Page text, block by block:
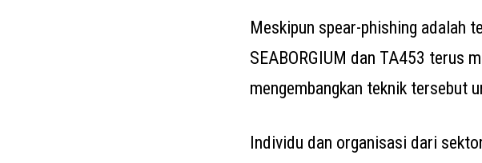
Meskipun spear-phishing adalah
SEABORGIUM dan TA453 terus
mengembangkan teknik tersebut
Individu dan organisasi dari